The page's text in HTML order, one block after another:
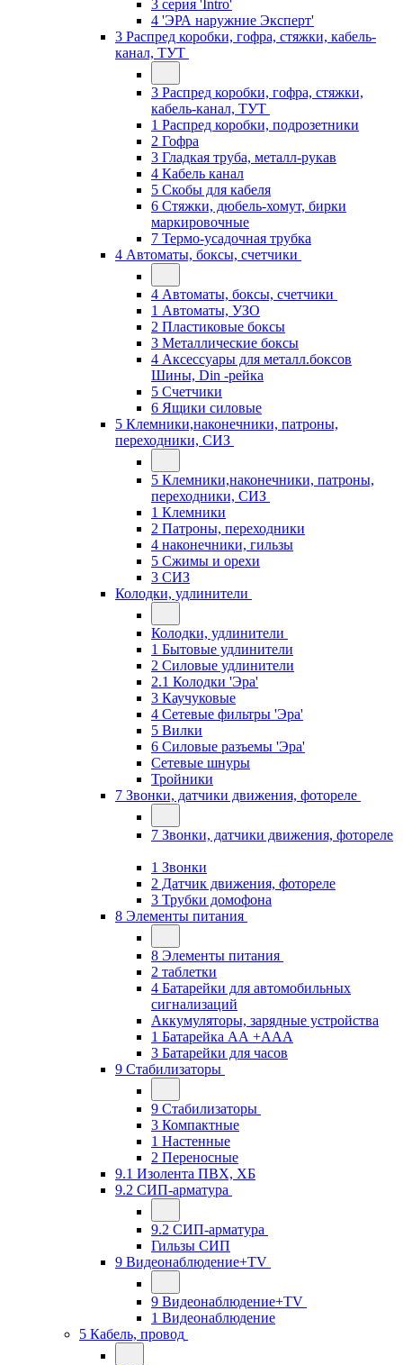
3 серия 'Intro'
4 'ЭРА наружние Эксперт'
3 Распред коробки, гофра, стяжки, кабель-
канал, ТУТ
3 Распред коробки, гофра, стяжки,
кабель-канал, ТУТ
1 Распред коробки, подрозетники
2 Гофра
3 Гладкая труба, металл-рукав
4 Кабель канал
5 Скобы для кабеля
6 Стяжки, дюбель-хомут, бирки
маркировочные
7 Термо-усадочная трубка
4 Автоматы, боксы, счетчики
4 Автоматы, боксы, счетчики
1 Автоматы, УЗО
2 Пластиковые боксы
3 Металлические боксы
4 Аксессуары для металл.боксов
Шины, Din -рейка
5 Счетчики
6 Ящики силовые
5 Клемники,наконечники, патроны,
переходники, СИЗ
5 Клемники,наконечники, патроны,
переходники, СИЗ
1 Клемники
2 Патроны, переходники
4 наконечники, гильзы
5 Сжимы и орехи
3 СИЗ
Колодки, удлинители
Колодки, удлинители
1 Бытовые удлинители
2 Силовые удлинители
2.1 Колодки 'Эра'
3 Каучуковые
4 Сетевые фильтры 'Эра'
5 Вилки
6 Силовые разъемы 'Эра'
Сетевые шнуры
Тройники
7 Звонки, датчики движения, фотореле
7 Звонки, датчики движения, фотореле
1 Звонки
2 Датчик движения, фотореле
3 Трубки домофона
8 Элементы питания
8 Элементы питания
2 таблетки
4 Батарейки для автомобильных
сигнализаций
Аккумуляторы, зарядные устройства
1 Батарейка АА +ААА
3 Батарейки для часов
9 Стабилизаторы
9 Стабилизаторы
3 Компактные
1 Настенные
2 Переносные
9.1 Изолента ПВХ, ХБ
9.2 СИП-арматура
9.2 СИП-арматура
Гильзы СИП
9 Видеонаблюдение+TV
9 Видеонаблюдение+TV
1 Видеонаблюдение
5 Кабель, провод